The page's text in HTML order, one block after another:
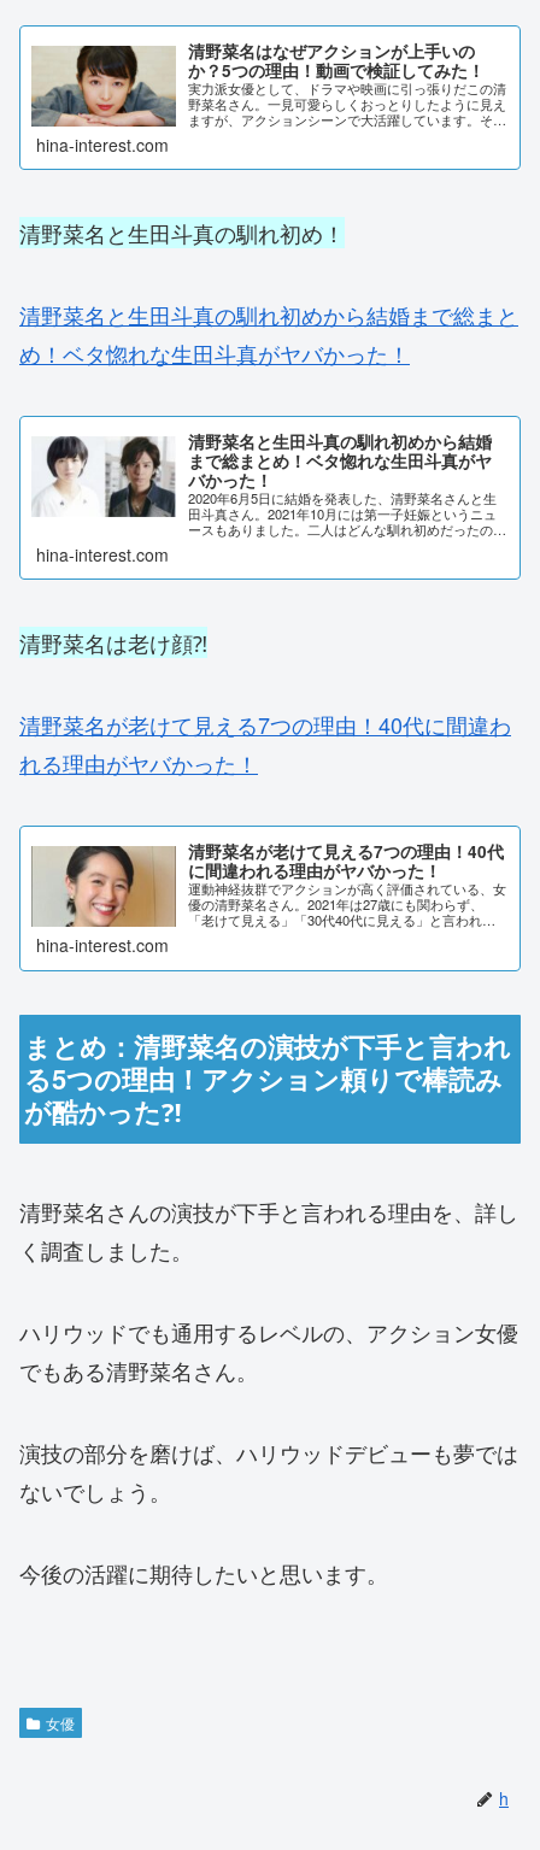
清野菜名はなぜアクションが上手いの
か？5つの理由！動画で検証してみた！
実力派女優として、ドラマや映画に引っ張りだこの清
野菜名さん。一見可愛らしくおっとりしたように見え
ますが、アクションシーンで大活躍しています。そん
か...
hina-interest.com
清野菜名と生田斗真の馴れ初め！
清野菜名と生田斗真の馴れ初めから結婚まで総まと
め！ベタ惚れな生田斗真がヤバかった！
清野菜名と生田斗真の馴れ初めから結婚
まで総まとめ！ベタ惚れな生田斗真がヤ
バかった！
2020年6月5日に結婚を発表した、清野菜名さんと生
田斗真さん。2021年10月には第一子妊娠というニュ
ースもありました。二人はどんな馴れ初めだったので
hina-interest.com
清野菜名は老け顔⁈
清野菜名が老けて見える7つの理由！40代に間違わ
れる理由がヤバかった！
清野菜名が老けて見える7つの理由！40代
に間違われる理由がヤバかった！
運動神経抜群でアクションが高く評価されている、女
優の清野菜名さん。2021年は27歳にも関わらず、
「老けて見える」「30代40代に見える」と言われて
hina-interest.com
まとめ：清野菜名の演技が下手と言われ
る5つの理由！アクション頼りで棒読み
が酷かった⁈
清野菜名さんの演技が下手と言われる理由を、詳し
く調査しました。
ハリウッドでも通用するレベルの、アクション女優
でもある清野菜名さん。
演技の部分を磨けば、ハリウッドデビューも夢では
ないでしょう。
今後の活躍に期待したいと思います。
女優
h